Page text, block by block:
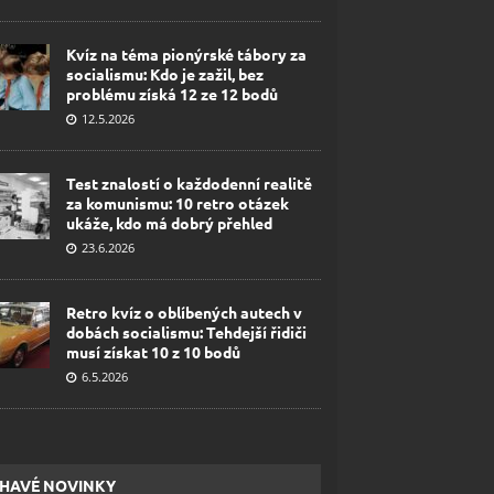
Kvíz na téma pionýrské tábory za
socialismu: Kdo je zažil, bez
problému získá 12 ze 12 bodů
12.5.2026
Test znalostí o každodenní realitě
za komunismu: 10 retro otázek
ukáže, kdo má dobrý přehled
23.6.2026
Retro kvíz o oblíbených autech v
dobách socialismu: Tehdejší řidiči
musí získat 10 z 10 bodů
6.5.2026
NOVINKY